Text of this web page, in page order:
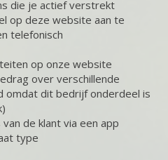
die je actief verstrekt
op deze website aan te
telefonisch
op onze website
over verschillende
omdat dit bedrijf onderdeel is
de klant via een app
type